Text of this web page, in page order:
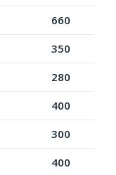
660
350
280
400
300
400